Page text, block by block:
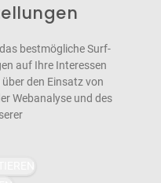
bestmögliche Surf-
auf Ihre Interessen
den Einsatz von
Webanalyse und des